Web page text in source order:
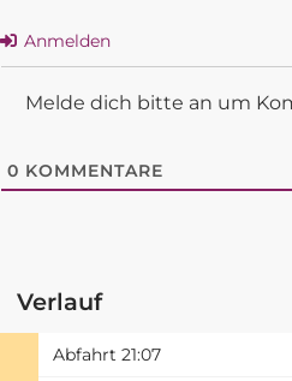
Anmelden
Melde dich bitte an um
0 KOMMENTARE
Verlauf
Abfahrt 21:07